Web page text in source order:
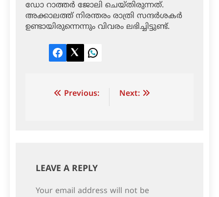
ഡോ റാത്തര്‍ ജോലി ചെയ്തിരുന്നത്.
അക്കാലത്ത് നിരന്തരം രാത്രി സന്ദര്‍ശകര്‍
ഉണ്ടായിരുന്നെന്നും വിവരം ലഭിച്ചിട്ടുണ്ട്.
Facebook
TwitterLinkedIn
Post Previous: Next:
LEAVE A REPLY
Your email address will not be